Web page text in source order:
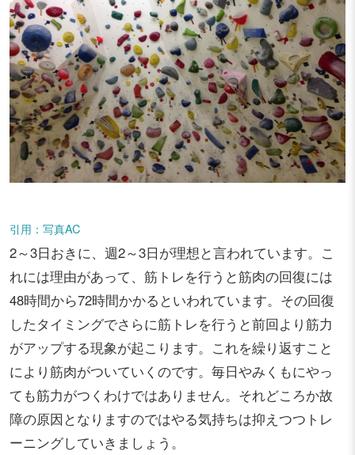
引用：写真AC
2～3日おきに、週2～3日が理想と言われています。こ
れには理由があって、筋トレを行うと筋肉の回復には
48時間から72時間かかるといわれています。その回復
したタイミングでさらに筋トレを行うと前回より筋力
がアップする現象が起こります。これを繰り返すこと
により筋肉がついていくのです。毎日やみくもにやっ
ても筋力がつくわけではありません。それどころか故
障の原因となりますのではやる気持ちは抑えつつトレ
ーニングしていきましょう。